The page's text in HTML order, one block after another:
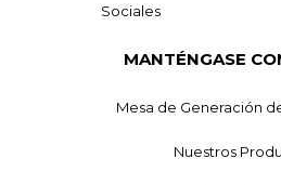
Sociales
MANTÉNGASE
Mesa de Generación
Nuestros